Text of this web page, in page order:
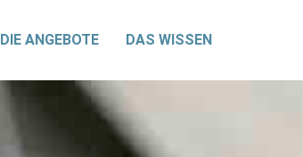
DIE ANGEBOTE DAS WISSEN